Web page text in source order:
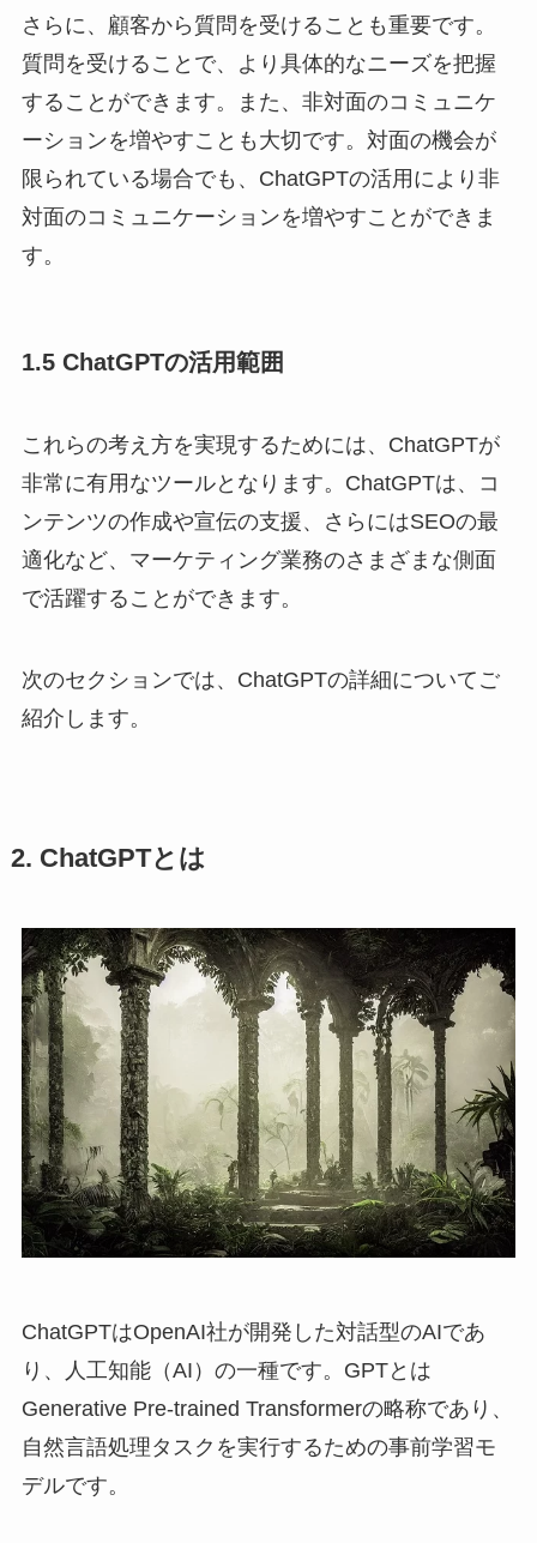
さらに、顧客から質問を受けることも重要です。
質問を受けることで、より具体的なニーズを把握
することができます。また、非対面のコミュニケ
ーションを増やすことも大切です。対面の機会が
限られている場合でも、ChatGPTの活用により非
対面のコミュニケーションを増やすことができま
す。
1.5 ChatGPTの活用範囲
これらの考え方を実現するためには、ChatGPTが
非常に有用なツールとなります。ChatGPTは、コ
ンテンツの作成や宣伝の支援、さらにはSEOの最
適化など、マーケティング業務のさまざまな側面
で活躍することができます。
次のセクションでは、ChatGPTの詳細についてご
紹介します。
2. ChatGPTとは
ChatGPTはOpenAI社が開発した対話型のAIであ
り、人工知能（AI）の一種です。GPTとは
Generative Pre-trained Transformerの略称であり、
自然言語処理タスクを実行するための事前学習モ
デルです。